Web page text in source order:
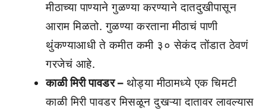
मीठाच्या पाण्याने गुळण्या करण्याने दातदुखीपासून
आराम मिळतो. गुळण्या करताना मीठाचं पाणी
थुंकण्याआधी ते कमीत कमी ३० सेकंद तोंडात ठेवणं
गरजेचं आहे.
काळी मिरी पावडर – थोड्या मीठामध्ये एक चिमटी
काळी मिरी पावडर मिसळून दुखऱ्या दातावर लावल्यास